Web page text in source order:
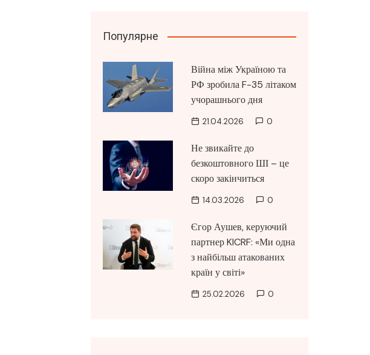
Популярне
Війна між Україною та
РФ зробила F-35 літаком
учорашнього дня
21.04.2026 0
Не звикайте до
безкоштовного ШІ – це
скоро закінчиться
14.03.2026 0
Єгор Аушев, керуючий
партнер KICRF: «Ми одна
з найбільш атакованих
країн у світі»
25.02.2026 0